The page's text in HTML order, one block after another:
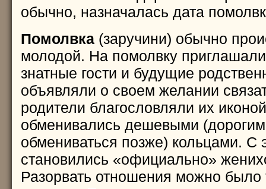
обычно, назначалась дата
Помолвка(заручини) обычно
молодой. На помолвку
знатные гости и будущие
объявляли о своем желании
родители благословляли их
обменивались дешевыми
обмениваться позже) кольцами. С
становились «официально»
Разорвать отношения можно было